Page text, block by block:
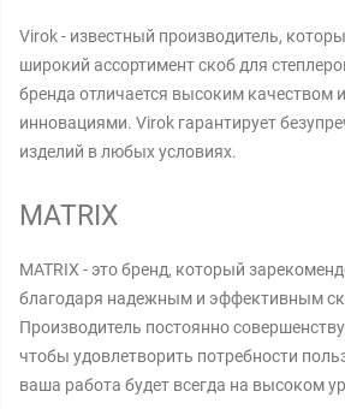
Virok - известный производитель,
широкий ассортимент скоб для
бренда отличается высоким качеством
инновациями. Virok гарантирует
изделий в любых условиях.
MATRIX
MATRIX - это бренд, который
благодаря надежным и эффективным
Производитель постоянно
чтобы удовлетворить потребности
ваша работа будет всегда на высоком